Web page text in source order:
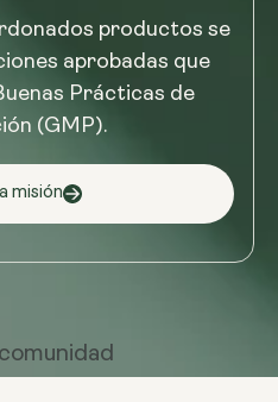
productos se
aprobadas que
Prácticas de
(GMP).
misión